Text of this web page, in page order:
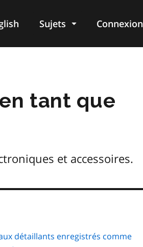
Sujets Connexion
tant que
et accessoires.
détaillants enregistrés comme